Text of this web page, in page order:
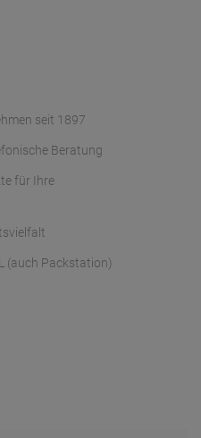
seit 1897
Beratung
für Ihre
(auch Packstation)